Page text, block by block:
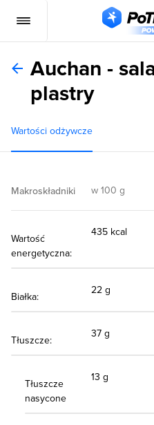
Auchan -
plastry
Wartości odżywcze
Makroskładniki w 100 g
Wartość
energetyczna:
435 kcal
Białka:
22 g
Tłuszcze:
37 g
Tłuszcze
nasycone
13 g